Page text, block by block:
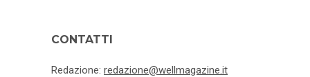
CONTATTI
Redazione: redazione@wellmagazine.it